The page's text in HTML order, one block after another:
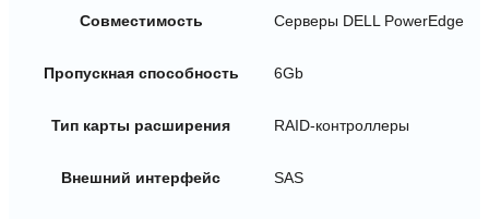
Совместимость Серверы DELL PowerEdge
Пропускная способность 6Gb
Тип карты расширения RAID-контроллеры
Внешний интерфейс SAS